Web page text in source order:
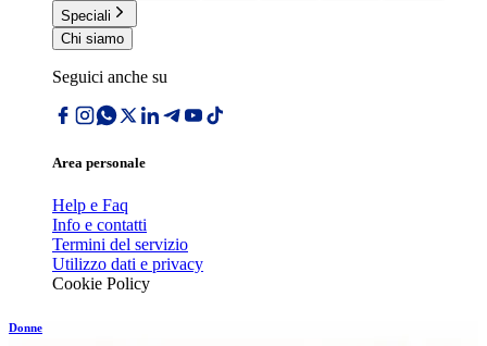
Speciali
Chi siamo
Seguici anche su
Area personale
Help e Faq
Info e contatti
Termini del servizio
Utilizzo dati e privacy
Cookie Policy
Donne